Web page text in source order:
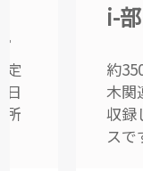
定
日
所
i-
約
木関
収録
スで